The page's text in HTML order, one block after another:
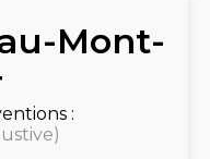
Mont-
: